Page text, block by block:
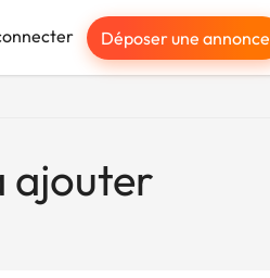
Déposer une annonce
ajouter